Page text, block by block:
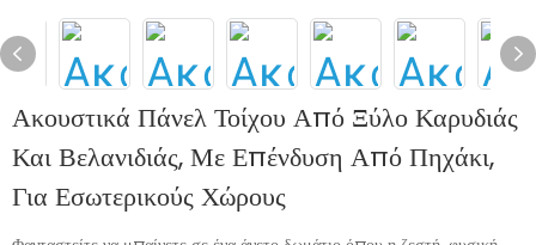
Ακουστικά Πάνελ Τοίχου Από Ξύλο Καρυδιάς
Και Βελανιδιάς, Με Επένδυση Από Πηχάκι,
Για Εσωτερικούς Χώρους